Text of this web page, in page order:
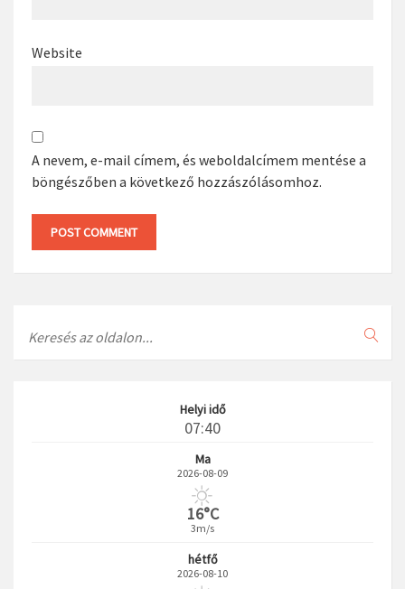
Website
A nevem, e-mail címem, és weboldalcímem mentése a
böngészőben a következő hozzászólásomhoz.
Helyi idő
07:40
Ma
2026-08-09
16°C
3m/s
hétfő
2026-08-10